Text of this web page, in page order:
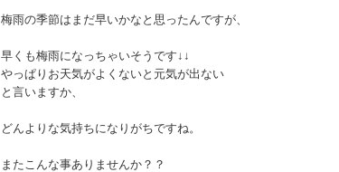
梅雨の季節はまだ早いかなと思ったんですが、
早くも梅雨になっちゃいそうです↓↓
やっぱりお天気がよくないと元気が出ない
と言いますか、
どんよりな気持ちになりがちですね。
またこんな事ありませんか？？